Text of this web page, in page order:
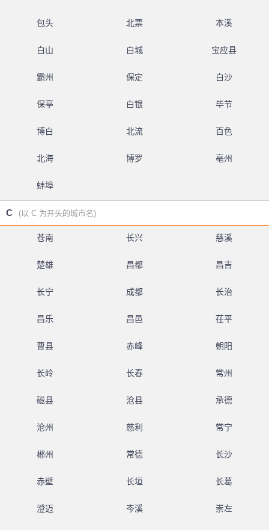
包头 北票 本溪
白山 白城 宝应县
霸州 保定 白沙
保亭 白银 毕节
博白 北流 百色
北海 博罗 亳州
蚌埠
C (以 C 为开头的城市名)
苍南 长兴 慈溪
楚雄 昌都 昌吉
长宁 成都 长治
昌乐 昌邑 茌平
曹县 赤峰 朝阳
长岭 长春 常州
磁县 沧县 承德
沧州 慈利 常宁
郴州 常德 长沙
赤壁 长垣 长葛
澄迈 岑溪 崇左